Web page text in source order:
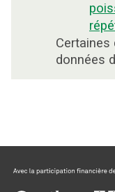
Certaines
données